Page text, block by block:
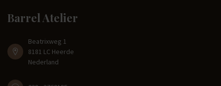
Barrel Atelier
Beatrixweg 1
8181 LC Heerde
Nederland